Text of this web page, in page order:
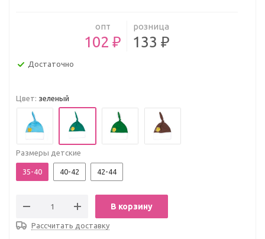
опт
102 ₽
розница
133 ₽
Достаточно
Цвет: зеленый
Размеры детские
35-40 40-42 42-44
В корзину
Рассчитать доставку